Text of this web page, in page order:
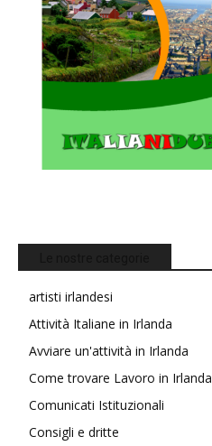
artisti irlandesi
Attività Italiane in Irlanda
Avviare un'attività in Irlanda
Come trovare Lavoro in Irlanda
Comunicati Istituzionali
Consigli e dritte